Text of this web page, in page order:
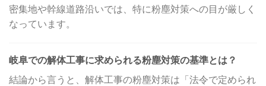
密集地や幹線道路沿いでは、特に粉塵対策への目が厳しく
なっています。
岐阜での解体工事に求められる粉塵対策の基準とは？
結論から言うと、解体工事の粉塵対策は「法令で定められ